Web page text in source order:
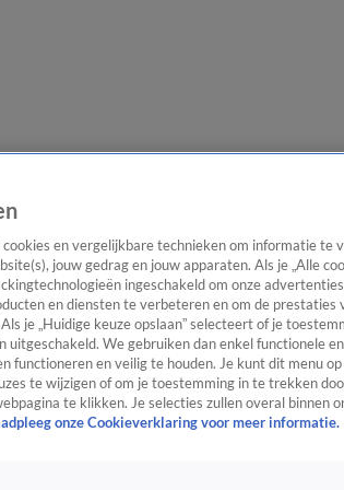
en vergelijkbare technieken om informatie te
jouw gedrag en jouw apparaten. Als je „Alle
ingeschakeld om onze
en diensten te verbeteren en om de prestaties
je „Huidige keuze opslaan” selecteert of je
uitgeschakeld. We gebruiken dan enkel functionele
functioneren en veilig te houden. Je kunt dit menu
te wijzigen of om je toestemming in te trekken
te klikken. Je selecties zullen overal binnen
onze Cookieverklaring voor meer informatie.